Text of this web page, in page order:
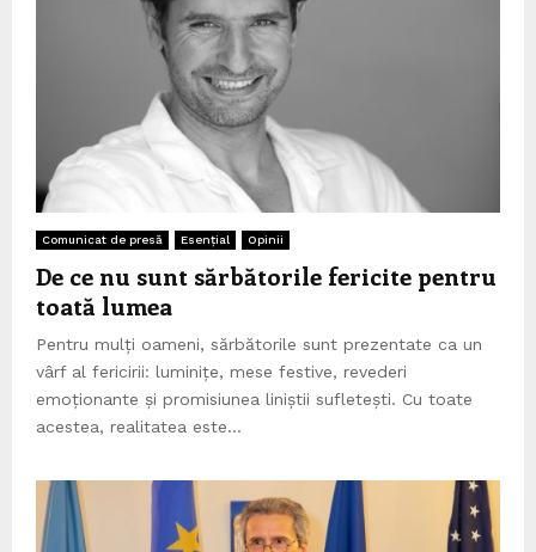
Comunicat de presă Esențial Opinii
De ce nu sunt sărbătorile fericite pentru
toată lumea
Pentru mulți oameni, sărbătorile sunt prezentate ca un
vârf al fericirii: luminițe, mese festive, revederi
emoționante și promisiunea liniștii sufletești. Cu toate
acestea, realitatea este...